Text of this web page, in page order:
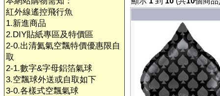
紅外線遙控飛行魚
1.新進商品
2.DIY貼紙專區及特價區
2-0.出清氦氣空飄特價優惠限自
取
2-1.數字&字母鋁箔氣球
3.空飄球外送或自取如下
3-0.各樣式空飄氣球